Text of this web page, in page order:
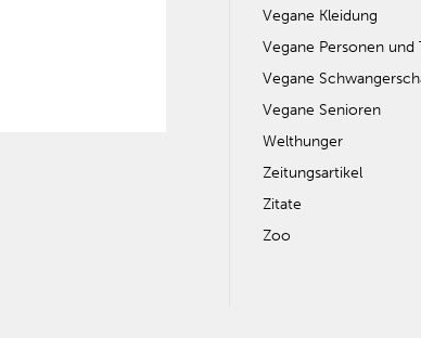
Vegane Kleidung
Vegane Personen und
Vegane
Vegane Senioren
Welthunger
Zeitungsartikel
Zitate
Zoo